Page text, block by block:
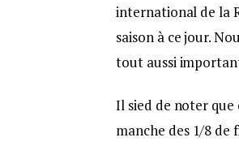
international de la
saison à ce jour.
tout aussi
Il sied de noter que
manche des 1/8 de